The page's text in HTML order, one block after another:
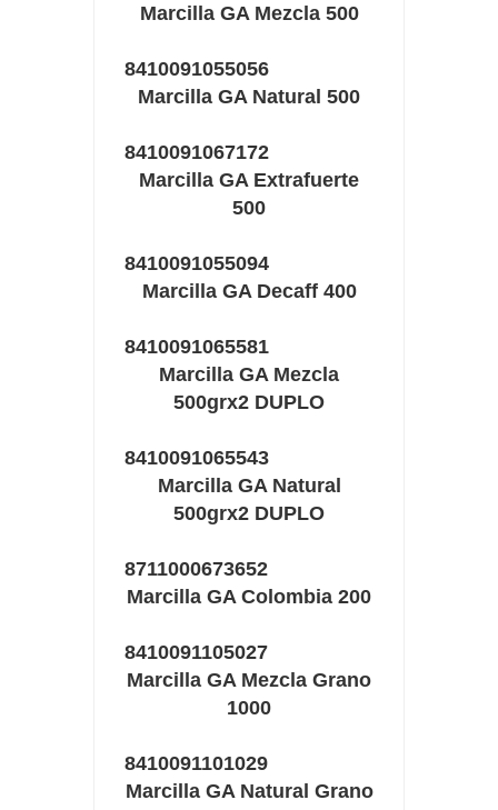
Marcilla GA Mezcla 500
8410091055056
Marcilla GA Natural 500
8410091067172
Marcilla GA Extrafuerte
500
8410091055094
Marcilla GA Decaff 400
8410091065581
Marcilla GA Mezcla
500grx2 DUPLO
8410091065543
Marcilla GA Natural
500grx2 DUPLO
8711000673652
Marcilla GA Colombia 200
8410091105027
Marcilla GA Mezcla Grano
1000
8410091101029
Marcilla GA Natural Grano